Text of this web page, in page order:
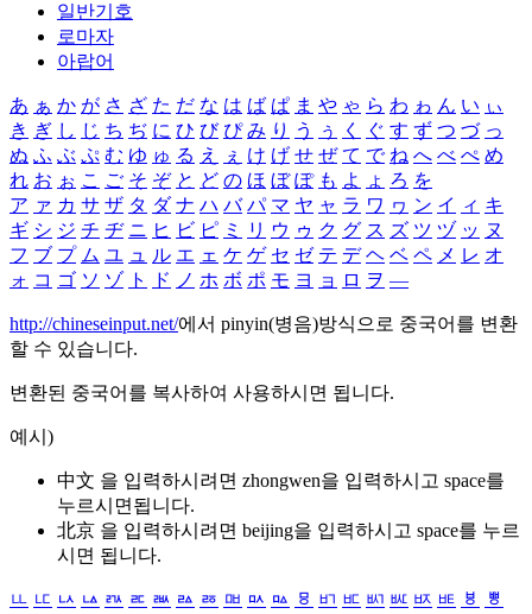
일반기호
로마자
아랍어
あ ぁ か が さ ざ た だ な は ば ぱ ま や ゃ ら わ ゎ ん い ぃ
き ぎ し じ ち ぢ に ひ び ぴ み り う ぅ く ぐ す ず つ づ っ
ぬ ふ ぶ ぷ む ゆ ゅ る え ぇ け げ せ ぜ て で ね へ べ ぺ め
れ お ぉ こ ご そ ぞ と ど の ほ ぼ ぽ も よ ょ ろ を
ア ァ カ サ ザ タ ダ ナ ハ バ パ マ ヤ ャ ラ ワ ヮ ン イ ィ キ
ギ シ ジ チ ヂ ニ ヒ ビ ピ ミ リ ウ ゥ ク グ ス ズ ツ ヅ ッ ヌ
フ ブ プ ム ユ ュ ル エ ェ ケ ゲ セ ゼ テ デ ヘ ベ ペ メ レ オ
ォ コ ゴ ソ ゾ ト ド ノ ホ ボ ポ モ ヨ ョ ロ ヲ ―
http://chineseinput.net/에서 pinyin(병음)방식으로 중국어를 변환
할 수 있습니다.
변환된 중국어를 복사하여 사용하시면 됩니다.
예시)
中文 을 입력하시려면 zhongwen을 입력하시고 space를
누르시면됩니다.
北京 을 입력하시려면 beijing을 입력하시고 space를 누르
시면 됩니다.
ㅥ ㅦ ㅧ ㅨ ㅩ ㅪ ㅫ ㅬ ㅭ ㅮ ㅯ ㅰ ㅱ ㅲ ㅳ ㅴ ㅵ ㅶ ㅷ ㅸ
ㅹ